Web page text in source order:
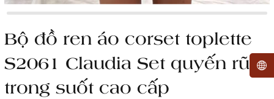
Bộ đồ ren áo corset toplette
S2061 Claudia Set quyến rũ
trong suốt cao cấp